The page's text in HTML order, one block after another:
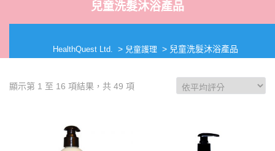
兒童洗髮沐浴產品
HealthQuest Ltd. > 兒童護理 > 兒童洗髮沐浴產品
顯示第 1 至 16 項結果，共 49 項